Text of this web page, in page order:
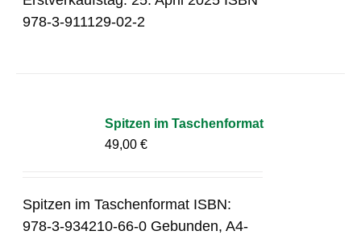
978-3-911129-02-2
Spitzen im Taschenformat
49,00€
Spitzen im Taschenformat ISBN:
978-3-934210-66-0 Gebunden, A4-